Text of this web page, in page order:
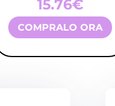
15.76€
COMPRALO ORA